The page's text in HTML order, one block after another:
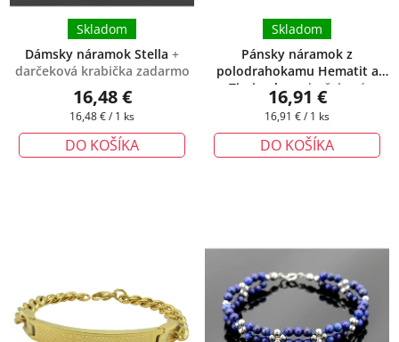
Dámsky náramok Stella +
darčeková krabička zadarmo
Skladom
16,48 €
Jednotková
16,48 € / 1 ks
DO KOŠÍKA
Pánsky náramok z
polodrahokamu Hematit a
Tigrie oko + darčeková
krabička zadarmo
Skladom
16,91 €
Jednotková
16,91 € / 1 ks
DO KOŠÍKA